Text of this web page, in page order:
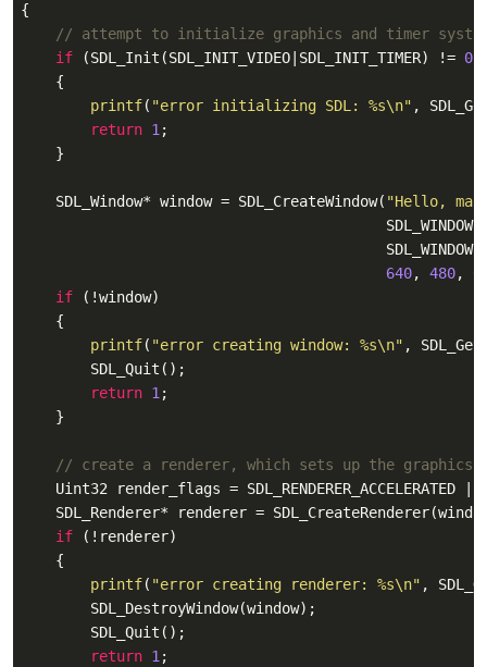
{
// attempt to initialize graphics and timer
if (SDL_Init(SDL_INIT_VIDEO|SDL_INIT_TIMER) != 0
    {
printf( "error initializing SDL: %s\n" ,
return 1 ;
    }
    SDL_Window* window = SDL_CreateWindow(
"Hello,
640, 480,
if (!window)
    {
printf( "error creating window: %s\n" ,
        SDL_Quit();
return 1 ;
    }
// create a renderer, which sets up the graphics
Uint32 render_flags = SDL_RENDERER_ACCELERATED |
SDL_Renderer* renderer =
if (!renderer)
    {
printf( "error creating renderer: %s\n" ,
        SDL_DestroyWindow(window);
        SDL_Quit();
return 1 ;